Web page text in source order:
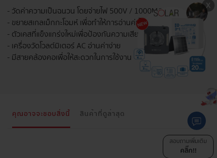
- วัดค่าความเป็นฉนวน โดยจ่ายไฟ 500V / 1000MΩ
- ขยายสเกลเม็กกะโอมห์ เพื่อทำให้การอ่านค่าได้ง่ายขึ้น
- ตัวเคสที่แข็งแกร่งใหม่เพื่อป้องกันความเสียหาย
- เครื่องวัดโวลต์มิเตอร์ AC อ่านค่าง่าย
- มีสายคล้องคอเพื่อให้สะดวกในการใช้งาน
คุณอาจจะชอบสิ่งนี้ สินค้าที่ดูล่าสุด
สอบถามเพิ่มเติม
คลิ๊ก!!